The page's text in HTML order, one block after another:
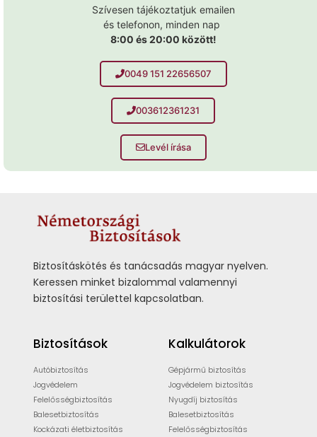
Szívesen tájékoztatjuk emailen
és telefonon, minden nap
8:00 és 20:00 között!
0049 151 22656507
003612361231
Levél írása
Biztosításkötés és tanácsadás magyar nyelven.
Keressen minket bizalommal valamennyi
biztosítási területtel kapcsolatban.
Biztosítások
Autóbiztosítás
Jogvédelem
Felelősségbiztosítás
Balesetbiztosítás
Kockázati életbiztosítás
Kalkulátorok
Gépjármű biztosítás
Jogvédelem biztosítás
Nyugdíj biztosítás
Balesetbiztosítás
Felelősségbiztosítás